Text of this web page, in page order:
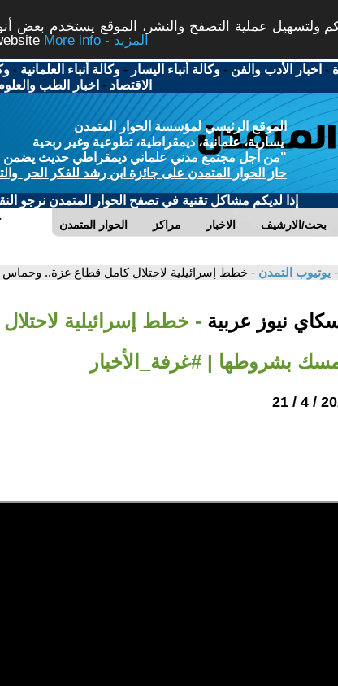
ولتسهيل عملية التصفح والنشر، الموقع يستخدم بعض
More info - المزيد
- اخبار الأدب والفن -وكالة أنباء اليسار -وكالة أنباء العلمانية -
الاقتصاد - اخبار الطب
الموقع الرئيسي لمؤسسة الحوار المتمدن
يسارية، علمانية، ديمقراطية، تطوعية وغير ربحية
"من أجل مجتمع مدني علماني ديمقراطي حديث يضمن
حاز الحوار المتمدن على جائزة ابن رشد للفكر الحر
إذا لديكم مشاكل تقنية في تصفح الحوار المتمدن نرجو
الحوار المتمدن مراكز الاخبار بحث/الارشيف
- يوتيوب التمدن - خطط إسرائيلية لاحتلال كامل قطاع غزة.. وحماس
نيوز عربية - خطط إسرائيلية
بشروطها | #غرفة_الأخبار
2025